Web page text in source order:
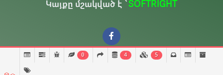
Կայքը մշակված է `SOFTRIGHT
0 4 5